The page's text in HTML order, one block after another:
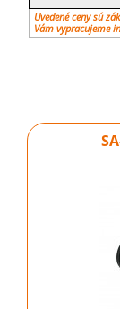
Uvedené ceny sú
Vám vypracujeme